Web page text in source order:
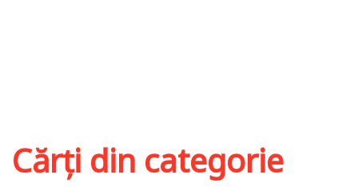
Cărți din categorie